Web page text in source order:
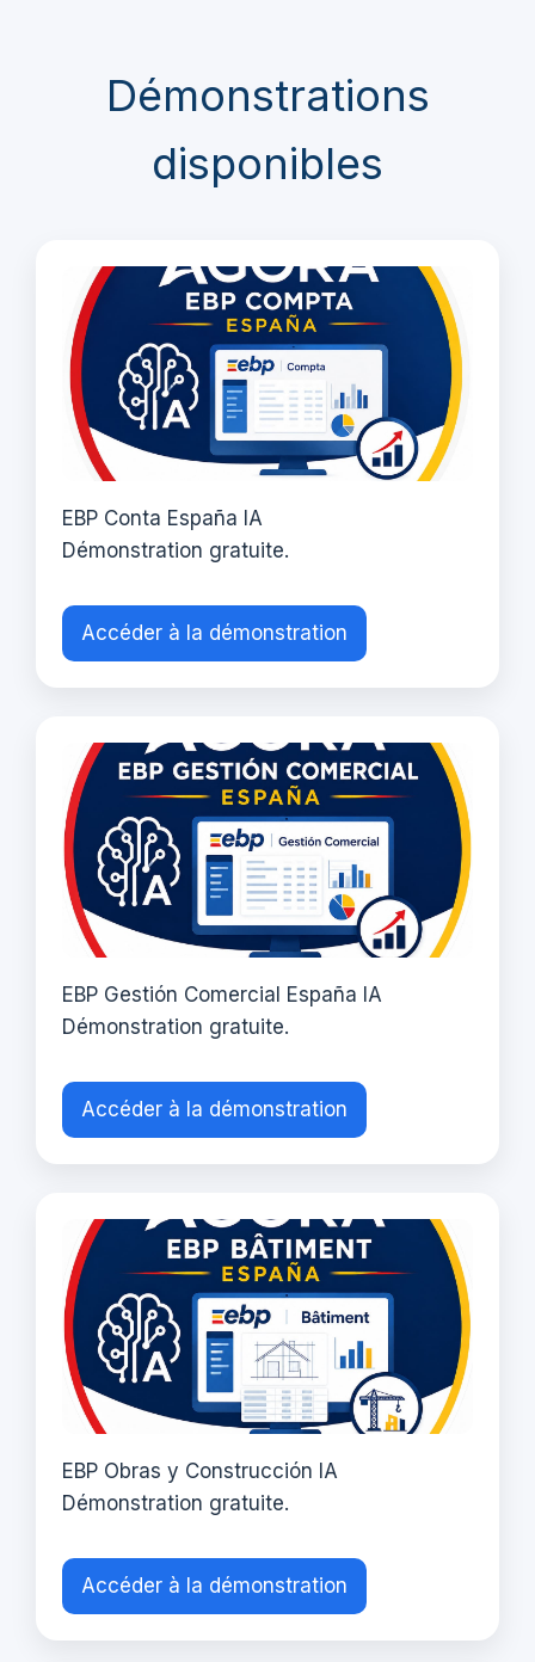
Démonstrations
disponibles
EBP Conta España IA
Démonstration gratuite.
Accéder à la démonstration
EBP Gestión Comercial España IA
Démonstration gratuite.
Accéder à la démonstration
EBP Obras y Construcción IA
Démonstration gratuite.
Accéder à la démonstration